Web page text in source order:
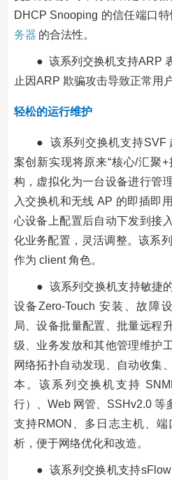
DHCP Snooping 的信任端口
务器 的合法性。
● 该系列交换机支持ARP
止因ARP 欺骗攻击导致正常用
轻松的运行维护
● 该系列交换机支持SVF
案创新实现将原来“核心/汇聚
构，虚拟化为一台设备进行管
入交换机和无线 AP 的即插即
心设备上配置后自动下发到接
化业务配置，灵活调整。该系
作为 client 角色。
● 该系列交换机支持敏捷
设备Zero-Touch 安装、故障
局、设备批量配置、批量远程
级、业务发放和其他管理维护
网络拓扑自动发现、自动收集
本。该系列交换机支持
行）、Web 网管、SSHv2.0 等
支持RMON、多日志主机、
析，便于网络优化和改造。
● 该系列交换机支持